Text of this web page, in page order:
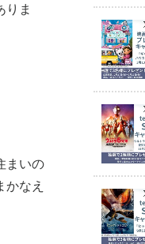
りま
まいの
なえ